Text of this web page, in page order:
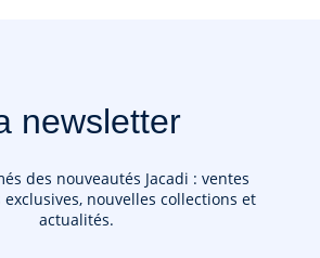
newsletter
des nouveautés Jacadi : ventes
nouvelles collections et
actualités.